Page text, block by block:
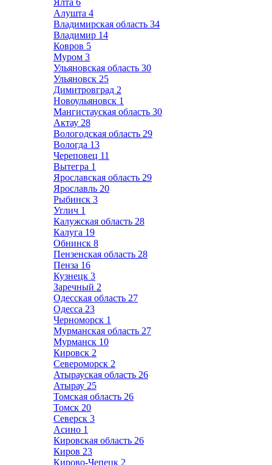
Ялта 6
Алушта 4
Владимирская область 34
Владимир 14
Ковров 5
Муром 3
Ульяновская область 30
Ульяновск 25
Димитровград 2
Новоульяновск 1
Мангистауская область 30
Актау 28
Вологодская область 29
Вологда 13
Череповец 11
Вытегра 1
Ярославская область 29
Ярославль 20
Рыбинск 3
Углич 1
Калужская область 28
Калуга 19
Обнинск 8
Пензенская область 28
Пенза 16
Кузнецк 3
Заречный 2
Одесская область 27
Одесса 23
Черноморск 1
Мурманская область 27
Мурманск 10
Кировск 2
Североморск 2
Атырауская область 26
Атырау 25
Томская область 26
Томск 20
Северск 3
Асино 1
Кировская область 26
Киров 23
Кирово-Чепецк 2